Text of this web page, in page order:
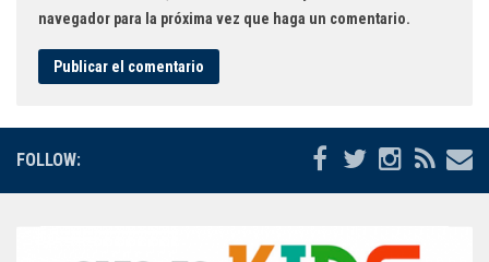
navegador para la próxima vez que haga un comentario.
FOLLOW: